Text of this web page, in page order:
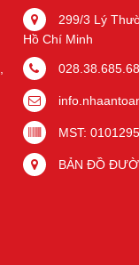
299/3 Lý
Hồ Chí Minh
MST:
BẢN ĐỒ